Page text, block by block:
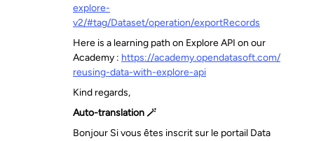
explore-
v2/#tag/Dataset/operation/exportRecords
Here is a learning path on Explore API on our
Academy : https://academy.opendatasoft.com/
reusing-data-with-explore-api
Kind regards,
Auto-translation 🪄
Bonjour Si vous êtes inscrit sur le portail Data